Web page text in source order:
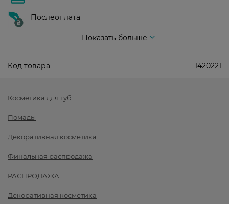
Послеоплата
Показать больше
Код товара 1420221
Косметика для губ
Помады
Декоративная косметика
Финальная распродажа
РАСПРОДАЖА
Декоративная косметика